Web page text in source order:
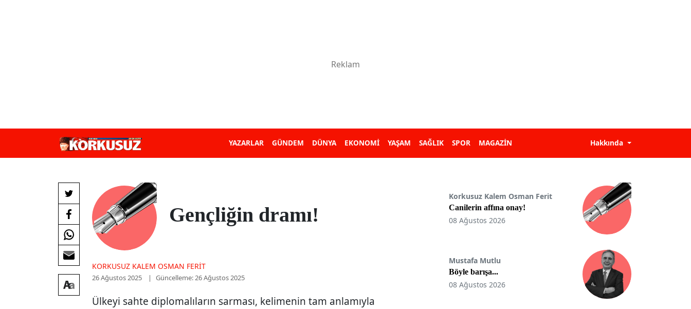
YAZARLAR GÜNDEM DÜNYA EKONOMİ YAŞAM SAĞLIK SPOR MAGAZİN Hakkında
Gençliğin dramı!
KORKUSUZ KALEM OSMAN FERIT
26 Ağustos 2025 Güncelleme: 26 Ağustos 2025
Ülkeyi sahte diplomalıların sarması, kelimenin tam anlamıyla
Korkusuz Kalem Osman Ferit
Canilerin affına onay!
08 Ağustos 2026
Mustafa Mutlu
Böyle barışa...
08 Ağustos 2026